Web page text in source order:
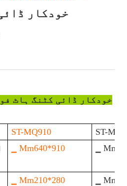
خودکار
خودکار ڈائی کٹنگ ہاٹ
ST-MQ910
ST-
▁ Mm640*910 ▁
▁ Mm210*280 ▁